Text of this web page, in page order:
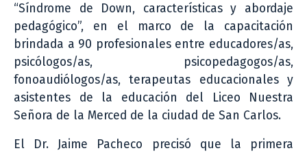
“Síndrome de Down, características y abordaje
pedagógico”, en el marco de la capacitación
brindada a 90 profesionales entre educadores/as,
psicólogos/as, psicopedagogos/as,
fonoaudiólogos/as, terapeutas educacionales y
asistentes de la educación del Liceo Nuestra
Señora de la Merced de la ciudad de San Carlos.
El Dr. Jaime Pacheco precisó que la primera